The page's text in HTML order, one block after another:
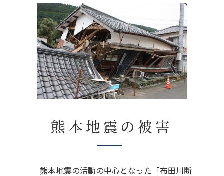
熊本地震の被害
熊本地震の活動の中心となった「布田川断